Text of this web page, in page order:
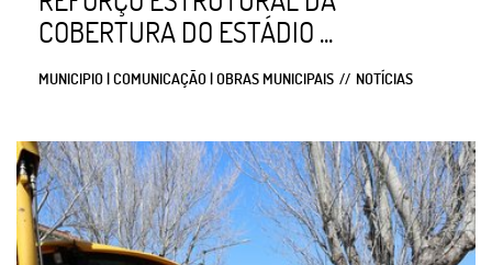
COBERTURA DO ESTÁDIO ...
MUNICIPIO | COMUNICAÇÃO | OBRAS MUNICIPAIS NOTÍCIAS